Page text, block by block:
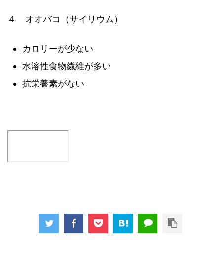
４ オオバコ（サイリウム）
カロリーが少ない
水溶性食物繊維が多い
抗栄養素がない